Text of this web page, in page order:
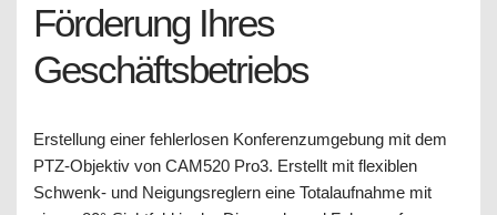
Förderung Ihres
Geschäftsbetriebs
Erstellung einer fehlerlosen Konferenzumgebung mit dem
PTZ-Objektiv von CAM520 Pro3. Erstellt mit flexiblen
Schwenk- und Neigungsreglern eine Totalaufnahme mit